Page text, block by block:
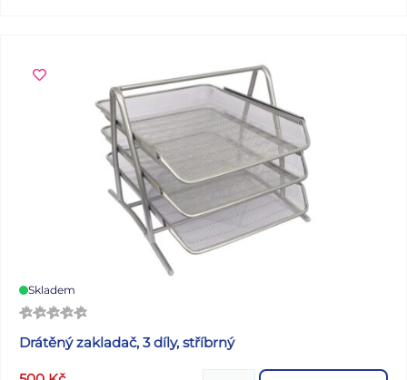
Skladem
Drátěný zakladač, 3 díly, stříbrný